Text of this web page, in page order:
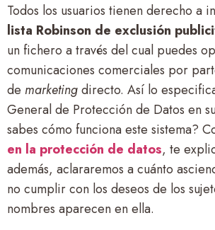
Todos los usuarios tienen derecho a
lista Robinson de exclusión
un fichero a través del cual puedes
comunicaciones comerciales por
de marketingdirecto. Así lo
General de Protección de Datos en
sabes cómo funciona este sistema?
en la protección de datos, te
además, aclararemos a cuánto
no cumplir con los deseos de los
nombres aparecen en ella.